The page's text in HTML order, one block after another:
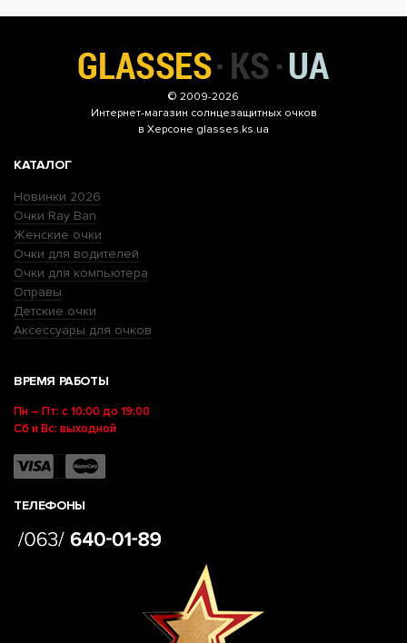
© 2009-2026
Интернет-магазин солнцезащитных очков
в Херсоне glasses.ks.ua
КАТАЛОГ
Новинки 2026
Очки Ray Ban
Женские очки
Очки для водителей
Очки для компьютера
Оправы
Детские очки
Аксессуары для очков
ВРЕМЯ РАБОТЫ
Пн – Пт: с 10:00 до 19:00
Сб и Вс: выходной
ТЕЛЕФОНЫ